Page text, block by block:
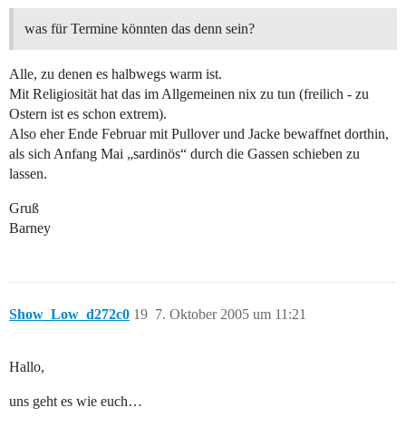
was für Termine könnten das denn sein?
Alle, zu denen es halbwegs warm ist.
Mit Religiosität hat das im Allgemeinen nix zu tun (freilich - zu
Ostern ist es schon extrem).
Also eher Ende Februar mit Pullover und Jacke bewaffnet dorthin,
als sich Anfang Mai „sardinös“ durch die Gassen schieben zu
lassen.
Gruß
Barney
Show_Low_d272c0 7. Oktober 2005 um 11:21
19
Hallo,
uns geht es wie euch…